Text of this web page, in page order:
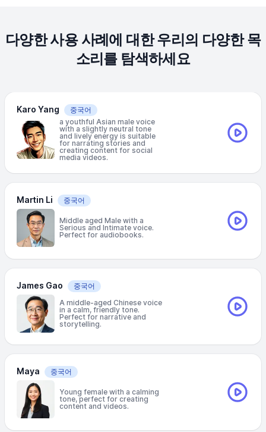
다양한 사용 사례에 대한 우리의 다양한 목
소리를 탐색하세요
Karo Yang
중국어
a youthful Asian male voice
with a slightly neutral tone
and lively energy is suitable
for narrating stories and
creating content for social
media videos.
Martin Li 중국어
Middle aged Male with a
Serious and Intimate voice.
Perfect for audiobooks.
James Gao
중국어
A middle-aged Chinese voice
in a calm, friendly tone.
Perfect for narrative and
storytelling.
Maya 중국어
Young female with a calming
tone, perfect for creating
content and videos.